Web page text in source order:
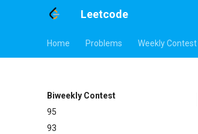
Leetcode
Home Problems Weekly Contest
Biweekly Contest
95
93